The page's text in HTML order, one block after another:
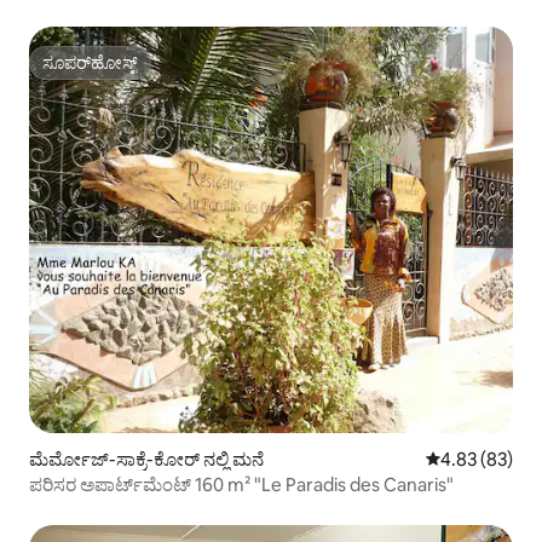
ಸೂಪರ್‌ಹೋಸ್ಟ್
ಸೂಪರ್‌ಹೋಸ್ಟ್
ಮೆರ್ಮೋಜ್-ಸಾಕ್ರೆ-ಕೋರ್ ನಲ್ಲಿ ಮನೆ 5 ರಲ್ಲಿ 4.83
4.83 (83)
ಪರಿಸರ ಅಪಾರ್ಟ್‌ಮೆಂಟ್ 160 m² "Le Paradis des Canaris"